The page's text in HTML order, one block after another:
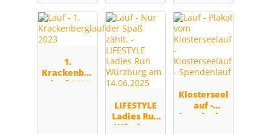
1.
Krackenber
glauf 2023
LIFESTYLE
Ladies Run
Würzburg
Klosterseel
auf -
Spendenlau